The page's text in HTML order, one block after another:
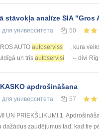
stāvokļa analīze SIA "Gros
для университета 50
AUTO autoserviss , kura
un trīs autoservisi – divi
apdrošināšana
для университета 57
UN PRIEKŠLIKUMI 1.
dažādus zaudējumus tad, kad tie